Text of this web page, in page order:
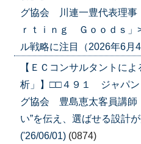
グ協会 川連一豊代表理
ｒｔｉｎｇ Ｇｏｏｄｓ
ル戦略に注目（2026年6月
【ＥＣコンサルタントに
析」】□□４９１ ジャパン
グ協会 豊島恵太客員講
い”を伝え、選ばせる設計
('26/06/01) (0874)